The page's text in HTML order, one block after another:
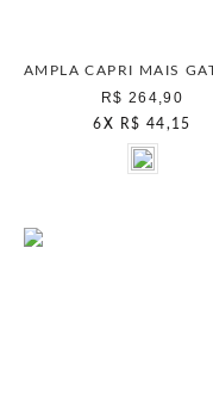
R$ 264,90
6 X R$ 44,15